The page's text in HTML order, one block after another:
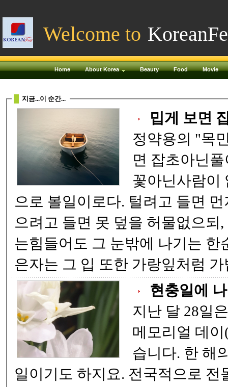
Welcome to
Home About Korea Beauty Food Movie
지금...이 순간...
정약용의 "목민심
면 잡초아닌풀이 없고, 곱게 보면
꽃아닌사람이 없으되 , 그대를 꽃
으로 볼일이로다. 털려고 들면 먼지 없는이 없고, 덮
으려고 들면 못 덮을 허물없으되, 누구의 눈에 들기
는힘들어도 그 눈밖에 나기는 한순간이더라. 귀가얇
은자는
현충일에
지난 달 28일
메모리얼 데이
습니다. 한 해의 첫번째 국가공휴
일이기도 하지요. 전국적으로 전몰장병을 위한 추모